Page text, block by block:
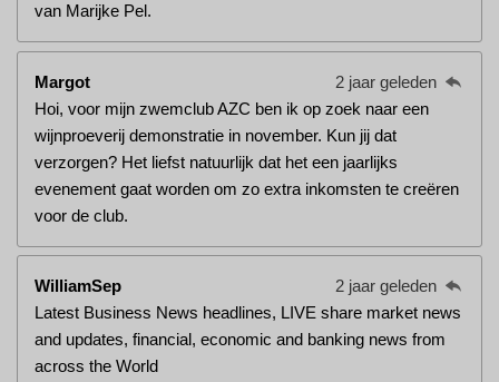
van Marijke Pel.
Margot
2 jaar geleden
Hoi, voor mijn zwemclub AZC ben ik op zoek naar een
wijnproeverij demonstratie in november. Kun jij dat
verzorgen? Het liefst natuurlijk dat het een jaarlijks
evenement gaat worden om zo extra inkomsten te creëren
voor de club.
WilliamSep
2 jaar geleden
Latest Business News headlines, LIVE share market news
and updates, financial, economic and banking news from
across the World